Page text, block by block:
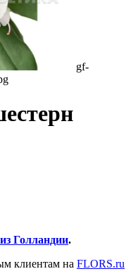
gf-
Голландии.
клиентам на FLORS.ru